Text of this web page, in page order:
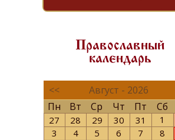
Православный
календарь
<< Август - 2026
Пн
Вт Ср Чт Пт Сб
27 28 29 30 31 1
3
4 5 6 7 8